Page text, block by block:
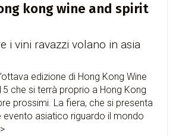
kong wine and spirit
i vini ravazzi volano in asia
edizione di Hong Kong Wine
che si terrà proprio a Hong Kong
prossimi. La fiera, che si presenta
evento asiatico riguardo il mondo